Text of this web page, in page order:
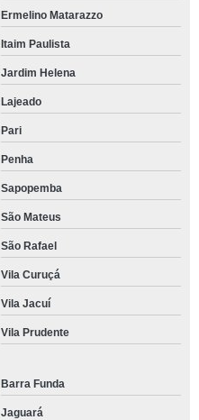
Ermelino Matarazzo
Itaim Paulista
Jardim Helena
Lajeado
Pari
Penha
Sapopemba
São Mateus
São Rafael
Vila Curuçá
Vila Jacuí
Vila Prudente
Barra Funda
Jaguará